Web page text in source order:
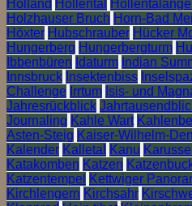
Holland Höllental
Holzhauser Bruch Horn-Bad
Höxter Hubschrauber Hücker
Hungerberg Hungerbergturm
Ibbenbüren Idaturm Indian
Innsbruck Insektenbiss
Challenge Irrtum Isis- und
Jahresrückblick
Journaling Kahle Wart
Asten-Steig Kaiser-Wilhelm-
Kalender Kalletal Kanu Karussell
Katakomben Katzen
Katzentempel Kettwiger
Kirchlengern Kirchsahr